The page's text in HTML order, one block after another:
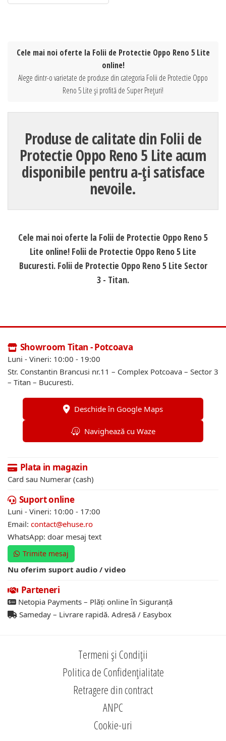
Cele mai noi oferte la Folii de Protectie Oppo Reno 5 Lite
online!
Alege dintr-o varietate de produse din categoria Folii de Protectie Oppo
Reno 5 Lite și profită de Super Prețuri!
Produse de calitate din Folii de
Protectie Oppo Reno 5 Lite acum
disponibile pentru a-ți satisface
nevoile.
Cele mai noi oferte la Folii de Protectie Oppo Reno 5
Lite online! Folii de Protectie Oppo Reno 5 Lite
Bucuresti. Folii de Protectie Oppo Reno 5 Lite Sector
3 - Titan.
Showroom Titan - Potcoava
Luni - Vineri: 10:00 - 19:00
Str. Constantin Brancusi nr.11 – Complex Potcoava – Sector 3
– Titan – Bucuresti.
Deschide în Google Maps
Navighează cu Waze
Plata in magazin
Card sau Numerar (cash)
Suport online
Luni - Vineri: 10:00 - 17:00
Email: contact@ehuse.ro
WhatsApp: doar mesaj text
Trimite mesaj
Nu oferim suport audio / video
Parteneri
Netopia Payments – Plăți online în Siguranță
Sameday – Livrare rapidă. Adresă / Easybox
Termeni și Condiții
Politica de Confidențialitate
Retragere din contract
ANPC
Cookie-uri